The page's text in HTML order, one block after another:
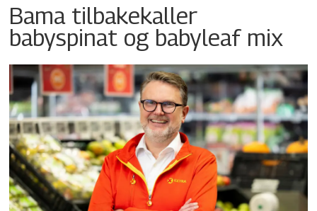
Bama tilbakekaller
babyspinat og babyleaf mix